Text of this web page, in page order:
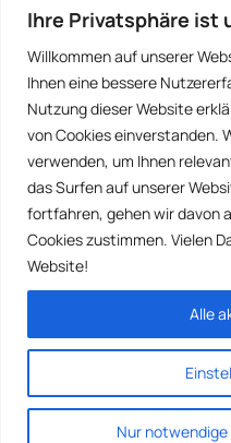
Ihre Privatsphäre ist
Willkommen auf unserer
Ihnen eine bessere
Nutzung dieser Website
von Cookies einverstanden.
verwenden, um Ihnen
das Surfen auf unserer
fortfahren, gehen wir davon
Cookies zustimmen. Vielen
Website!
Nur
Alle